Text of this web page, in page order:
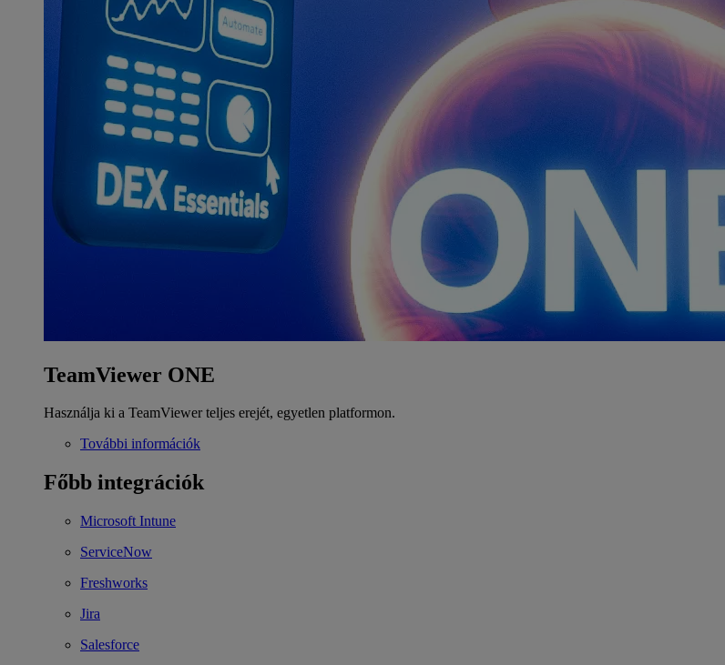
TeamViewer ONE
Használja ki a TeamViewer teljes erejét, egyetlen platformon.
További információk
Főbb integrációk
Microsoft Intune
ServiceNow
Freshworks
Jira
Salesforce